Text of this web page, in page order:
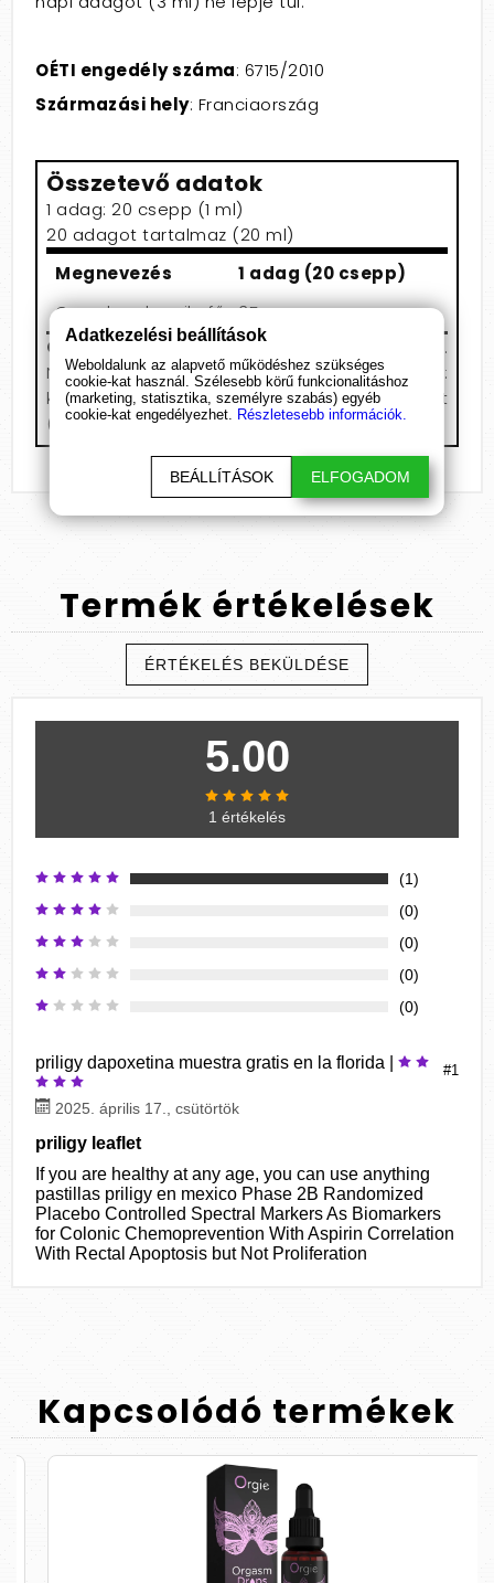
OÉTI engedély száma: 6715/2010
Származási hely: Franciaország
Összetevő adatok
1 adag: 20 csepp (1 ml)
20 adagot tartalmaz (20 ml)
Megnevezés
1 adag (20 csepp)
Csombor, borsikafű 35 mg
Összetevők:Csombord kivonat.
Nedvesítőszer: glicerin. Tartósítószerek:
kálium-szorbát (E202), nátrium-benzonát
(E211), étkezési sav: citromsav (E330).
Termék értékelések
ÉRTÉKELÉS BEKÜLDÉSE
5.00
1 értékelés
(1)
(0)
(0)
(0)
(0)
#1
priligy dapoxetina muestra gratis en la florida |
2025. április 17., csütörtök
priligy leaflet
If you are healthy at any age, you can use anything
pastillas priligy en mexico Phase 2B Randomized
Placebo Controlled Spectral Markers As Biomarkers
for Colonic Chemoprevention With Aspirin Correlation
With Rectal Apoptosis but Not Proliferation
Kapcsolódó termékek
Adatkezelési beállítások
Weboldalunk az alapvető működéshez szükséges
cookie-kat használ. Szélesebb körű funkcionalitáshoz
(marketing, statisztika, személyre szabás) egyéb
cookie-kat engedélyezhet. Részletesebb információk.
BEÁLLÍTÁSOK ELFOGADOM